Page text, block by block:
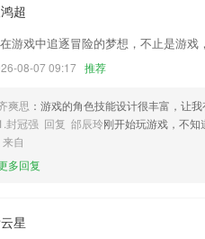
的渠道线索、客户营销解决方案。
统中介方式，选择最心仪的中中介服务。
有最新的动态，方便用户时刻掌握；
员登录软件优势
选试题，每天刷题便捷，2021年统计
提供密码修改的功能，请牢记账号和密
超
游戏中追逐冒险的梦想，不止是游戏
08-07 09:17 推荐
爽思 ：游戏的角色技能设计很丰富，让
封冠强 回复 邰辰玲刚开始玩游戏，不
来自
多回复
星